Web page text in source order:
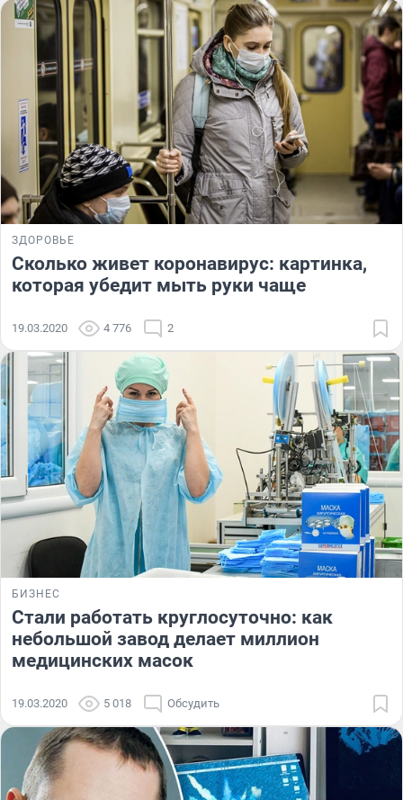
ЗДОРОВЬЕ
Сколько живет коронавирус: картинка,
которая убедит мыть руки чаще
19.03.2020 4 776 2
БИЗНЕС
Стали работать круглосуточно: как
небольшой завод делает миллион
медицинских масок
19.03.2020 5 018 Обсудить